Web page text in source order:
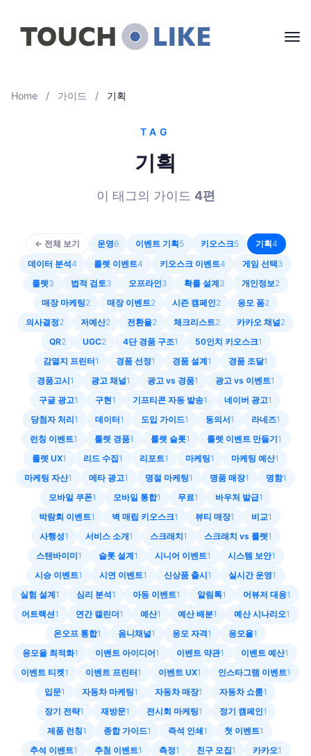
Home / 가이드 / 기획
TAG
기획
이 태그의 가이드 4편
← 전체 보기 운영6 이벤트 기획5 키오스크5 기획4
데이터 분석4 룰렛 이벤트4 키오스크 이벤트4 게임 선택3
룰렛3 법적 검토3 오프라인3 확률 설계3 개인정보2
매장 마케팅2 매장 이벤트2 시즌 캠페인2 응모 폼2
의사결정2 저예산2 전환율2 체크리스트2 카카오 채널2
QR2 UGC2 4단 경품 구조1 50인치 키오스크1
감열지 프린터1 경품 선정1 경품 설계1 경품 조달1
경품고시1 광고 채널1 광고 vs 경품1 광고 vs 이벤트1
구글 광고1 구현1 기프티콘 자동 발송1 네이버 광고1
당첨자 처리1 데이터1 도입 가이드1 동의서1 라네즈1
런칭 이벤트1 룰렛 경품1 룰렛 슬롯1 룰렛 이벤트 만들기1
룰렛 UX1 리드 수집1 리포트1 마케팅1 마케팅 예산1
마케팅 자산1 메타 광고1 명절 마케팅1 명품 매장1 명함1
모바일 쿠폰1 모바일 통합1 무료1 바우처 발급1
박람회 이벤트1 벽 매립 키오스크1 뷰티 매장1 비교1
사행성1 서비스 소개1 스크래치1 스크래치 vs 룰렛1
스탠바이미1 슬롯 설계1 시니어 이벤트1 시스템 보안1
시승 이벤트1 시연 이벤트1 신상품 출시1 실시간 운영1
실험 설계1 심리 분석1 아동 이벤트1 알림톡1 어뷰저 대응1
어트랙션1 연간 캘린더1 예산1 예산 배분1 예산 시나리오1
온오프 통합1 옴니채널1 응모 자격1 응모율1
응모율 최적화1 이벤트 아이디어1 이벤트 약관1 이벤트 예산1
이벤트 티켓1 이벤트 프린터1 이벤트 UX1 인스타그램 이벤트1
입문1 자동차 마케팅1 자동차 매장1 자동차 쇼룸1
장기 전략1 재방문1 전시회 마케팅1 정기 캠페인1
제품 런칭1 종합 가이드1 즉석 인쇄1 첫 이벤트1
추석 이벤트1 추첨 이벤트1 측정1 친구 모집1 카카오1